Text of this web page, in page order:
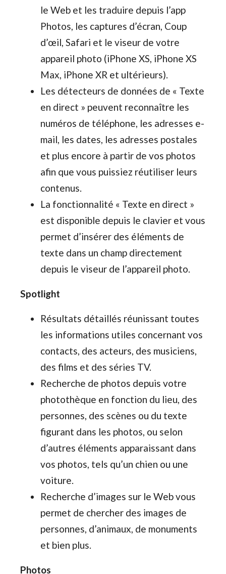
le Web et les traduire depuis l’app
Photos, les captures d’écran, Coup
d’œil, Safari et le viseur de votre
appareil photo (iPhone XS, iPhone XS
Max, iPhone XR et ultérieurs).
Les détecteurs de données de « Texte
en direct » peuvent reconnaître les
numéros de téléphone, les adresses e-
mail, les dates, les adresses postales
et plus encore à partir de vos photos
afin que vous puissiez réutiliser leurs
contenus.
La fonctionnalité « Texte en direct »
est disponible depuis le clavier et vous
permet d’insérer des éléments de
texte dans un champ directement
depuis le viseur de l’appareil photo.
Spotlight
Résultats détaillés réunissant toutes
les informations utiles concernant vos
contacts, des acteurs, des musiciens,
des films et des séries TV.
Recherche de photos depuis votre
photothèque en fonction du lieu, des
personnes, des scènes ou du texte
figurant dans les photos, ou selon
d’autres éléments apparaissant dans
vos photos, tels qu’un chien ou une
voiture.
Recherche d’images sur le Web vous
permet de chercher des images de
personnes, d’animaux, de monuments
et bien plus.
Photos